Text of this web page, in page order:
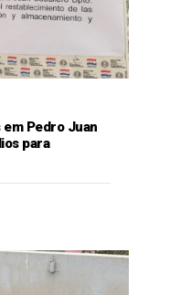
Pedro Juan
para